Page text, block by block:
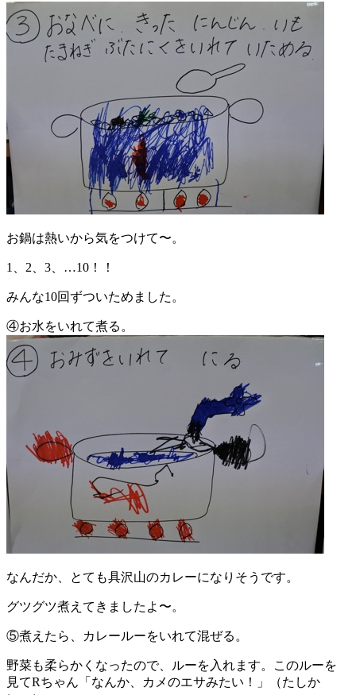
お鍋は熱いから気をつけて〜。
1、2、3、…10！！
みんな10回ずついためました。
④お水をいれて煮る。
なんだか、とても具沢山のカレーになりそうです。
グツグツ煮えてきましたよ〜。
⑤煮えたら、カレールーをいれて混ぜる。
野菜も柔らかくなったので、ルーを入れます。このルーを
見てRちゃん「なんか、カメのエサみたい！」（たしか